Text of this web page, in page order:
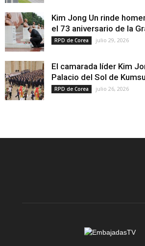
Kim Jong Un rinde
el 73 aniversario de la
RPD de Corea julio 29, 2026
El camarada líder Kim
Palacio del Sol de
RPD de Corea julio 26, 2026